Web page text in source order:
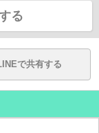
る
で共有する